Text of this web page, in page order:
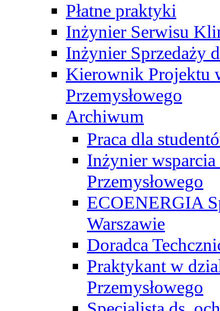
Płatne praktyki
Inżynier Serwisu
Inżynier Sprzedaży
Kierownik Projektu
Przemysłowego
Archiwum
Praca dla
Inżynier wsparcia
Przemysłowego
ECOENERGIA
Warszawie
Doradca
Praktykant w
Przemysłowego